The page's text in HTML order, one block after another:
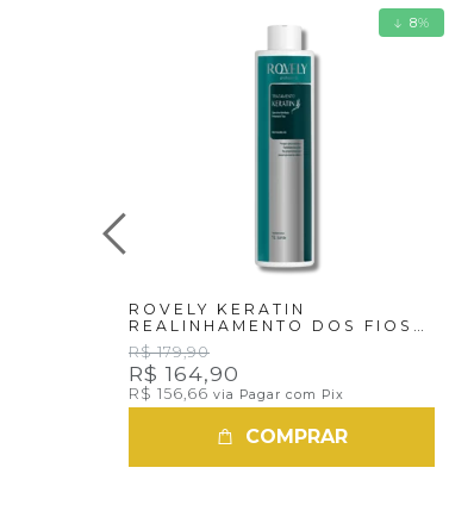
8%
ROVELY KERATIN
REALINHAMENTO DOS FIOS
1LT
R$ 179,90
R$ 164,90
R$ 156,66 via Pagar com Pix
COMPRAR